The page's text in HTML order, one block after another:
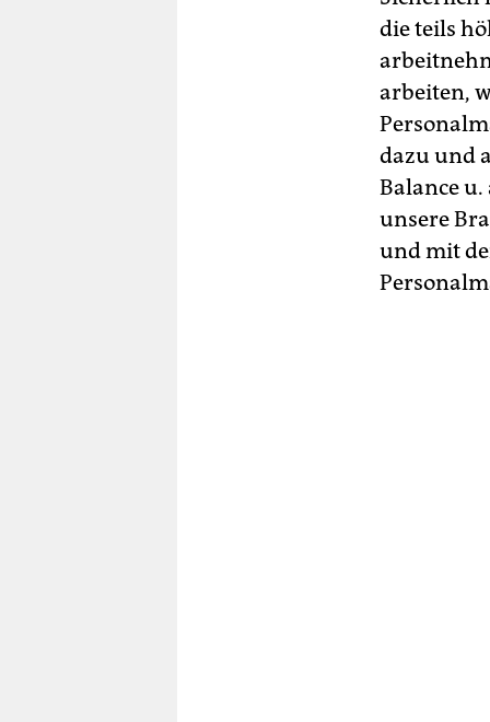
die teils
arbeiten,
dazu und
Balance
unsere
und mit